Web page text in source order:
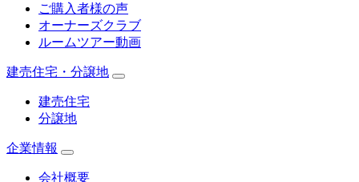
ご購入者様の声
オーナーズクラブ
ルームツアー動画
建売住宅・分譲地
建売住宅
分譲地
企業情報
会社概要